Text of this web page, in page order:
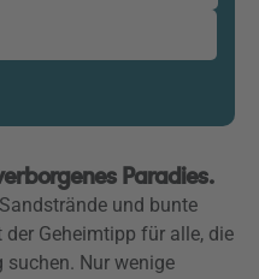
Paradies.
und bunte
der Geheimtipp für alle, die
suchen. Nur wenige